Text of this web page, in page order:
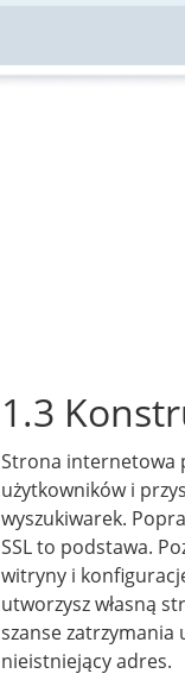
1.3
Strona internetowa
użytkowników i
wyszukiwarek.
SSL to podstawa.
witryny i
utworzysz własną
szanse zatrzymania
nieistniejący adres.